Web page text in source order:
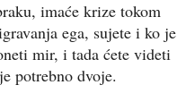
imaće krize tokom
ega, sujete i ko je
mir, i tada ćete videti
potrebno dvoje.